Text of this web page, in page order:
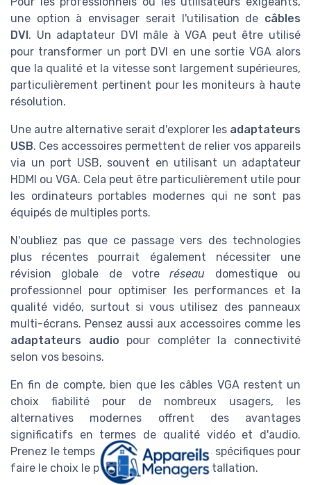
une option à envisager serait l'utilisation de câbles
DVI. Un adaptateur DVI mâle à VGA peut être utilisé
pour transformer un port DVI en une sortie VGA alors
que la qualité et la vitesse sont largement supérieures,
particulièrement pertinent pour les moniteurs à haute
résolution.
Une autre alternative serait d'explorer les adaptateurs
USB. Ces accessoires permettent de relier vos appareils
via un port USB, souvent en utilisant un adaptateur
HDMI ou VGA. Cela peut être particulièrement utile pour
les ordinateurs portables modernes qui ne sont pas
équipés de multiples ports.
N'oubliez pas que ce passage vers des technologies
plus récentes pourrait également nécessiter une
révision globale de votreréseau domestique ou
professionnel pour optimiser les performances et la
qualité vidéo, surtout si vous utilisez des panneaux
multi-écrans. Pensez aussi aux accessoires comme les
adaptateurs audio pour compléter la connectivité
selon vos besoins.
En fin de compte, bien que les câbles VGA restent un
choix fiabilité pour de nombreux usagers, les
alternatives modernes offrent des avantages
significatifs en termes de qualité vidéo et d'audio.
Prenez le temps de définir vos besoins spécifiques pour
faire le choix le plus adapté à votre installation.